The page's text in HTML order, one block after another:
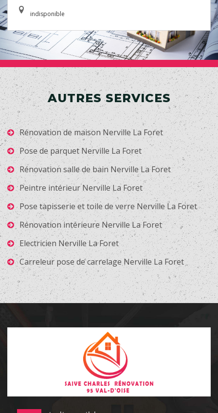
indisponible
AUTRES SERVICES
Rénovation de maison Nerville La Foret
Pose de parquet Nerville La Foret
Rénovation salle de bain Nerville La Foret
Peintre intérieur Nerville La Foret
Pose tapisserie et toile de verre Nerville La Foret
Rénovation intérieure Nerville La Foret
Electricien Nerville La Foret
Carreleur pose de carrelage Nerville La Foret